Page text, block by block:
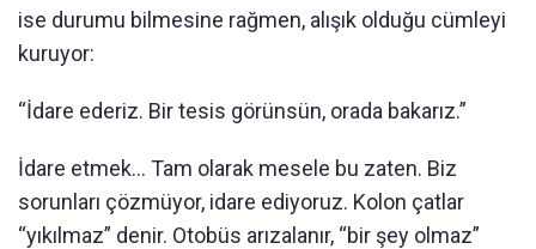
ise durumu bilmesine rağmen, alışık olduğu cümleyi
kuruyor:
“İdare ederiz. Bir tesis görünsün, orada bakarız.”
İdare etmek… Tam olarak mesele bu zaten. Biz
sorunları çözmüyor, idare ediyoruz. Kolon çatlar
“yıkılmaz” denir. Otobüs arızalanır, “bir şey olmaz”